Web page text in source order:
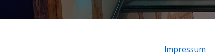
Impressum